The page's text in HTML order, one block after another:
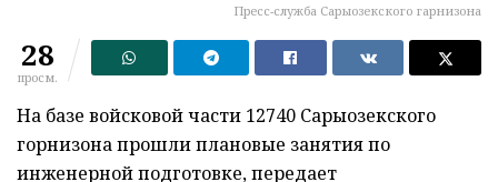
Пресс-служба Сарыозекского гарнизона
28
просм.
На базе войсковой части 12740 Сарыозекского
горнизона прошли плановые занятия по
инженерной подготовке, передает